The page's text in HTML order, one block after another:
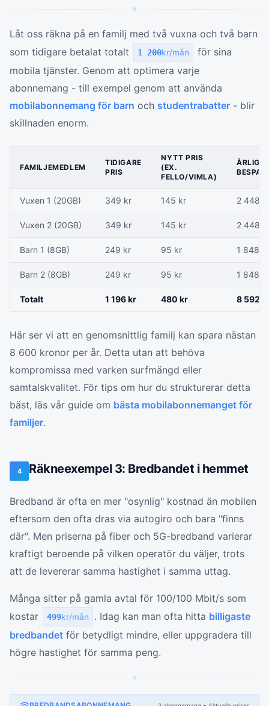
Låt oss räkna på en familj med två vuxna och två barn
som tidigare betalat totalt
1 200kr/mån
för sina
mobila tjänster. Genom att optimera varje
abonnemang - till exempel genom att använda
mobilabonnemang för barn och studentrabatter - blir
skillnaden enorm.
FAMILJEMEDLEM
TIDIGARE
PRIS
NYTT PRIS
(EX.
FELLO/VIMLA)
ÅRLIG
Vuxen 1 (20GB) 349 kr 145 kr 2 448
Vuxen 2 (20GB) 349 kr 145 kr 2 448
Barn 1 (8GB) 249 kr 95 kr 1 848 kr
Barn 2 (8GB) 249 kr 95 kr 1 848 kr
Totalt 1 196 kr 480 kr 8 592
Här ser vi att en genomsnittlig familj kan spara nästan
8 600 kronor per år. Detta utan att behöva
kompromissa med varken surfmängd eller
samtalskvalitet. För tips om hur du strukturerar detta
bäst, läs vår guide om bästa mobilabonnemanget för
familjer.
4 Räkneexempel 3: Bredbandet i hemmet
Bredband är ofta en mer "osynlig" kostnad än mobilen
eftersom den ofta dras via autogiro och bara "finns
där". Men priserna på fiber och 5G-bredband varierar
kraftigt beroende på vilken operatör du väljer, trots
att de levererar samma hastighet i samma uttag.
Många sitter på gamla avtal för 100/100 Mbit/s som
kostar
499kr/mån . Idag kan man ofta hitta billigaste
bredbandet för betydligt mindre, eller uppgradera till
högre hastighet för samma peng.